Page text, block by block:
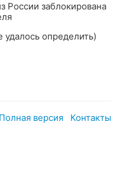
России заблокирована
удалось определить)
Полная версия Контакты